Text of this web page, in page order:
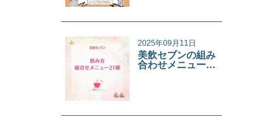
2025年09月11日
美飲セブンの組み
合わせメニュー…